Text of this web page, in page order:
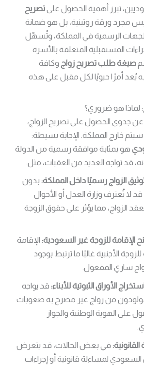
تبرز أهمية الحصول علىتصريح
مجرد ورقة روتينية، بل هو ضمانة
الجهات الرسمية في المملكة، وتُسهّل
المستقبلية المتعلقة بالأسرة
صيغة طلب تصريح زواج وكافة
به يُعد أمرًا حيويًا لكل مقبل على هذه
لماذا هو ضروري؟
جدوى الحصول على تصريح الزواج،
سيتم خارج المملكة. الإجابة بسيطة:
هو بمثابة موافقة رسمية من الدولة
قد تواجه العديد من العقبات، مثل:
الزواج رسميًا داخل المملكة: بدون
قد لا تُعترف وزارة العدل أو الأحوال
الزواج، مما يؤثر على حقوق الزوجة
للزوجة غير السعودية: الإقامة
الأجنبية غالبًا ما ترتبط بوجود
ساري المفعول.
الأوراق الثبوتية للأبناء: قد يواجه
المولودون من زواج غير مصرح به صعوبات
على الهوية الوطنية والجواز
في بعض الحالات، قد يتعرض
لمساءلة قانونية أو إجراءات